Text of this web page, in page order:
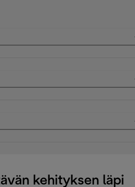
kehityksen läpi